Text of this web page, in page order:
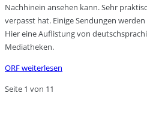
Nachhinein ansehen kann. Sehr
verpasst hat. Einige Sendungen
Hier eine Auflistung von
Mediatheken.
ORFweiterlesen
Seite 1 von 11